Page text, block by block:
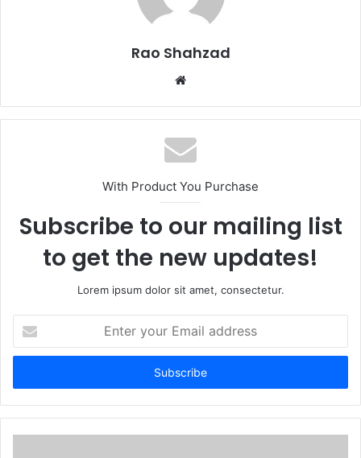
Rao Shahzad
Website
With Product You Purchase
Subscribe to our mailing list
to get the new updates!
Lorem ipsum dolor sit amet, consectetur.
your
Email